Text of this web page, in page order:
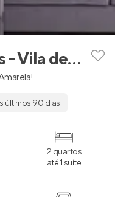
Portal Vila das Praias - Vila de Itaúnas
últimos 90 dias
2 quartos
até 1 suíte